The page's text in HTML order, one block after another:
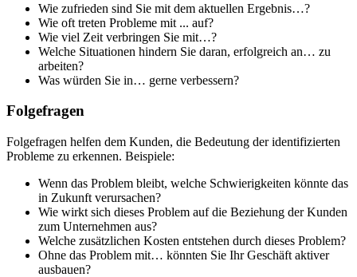
Wie zufrieden sind Sie mit dem aktuellen Ergebnis…?
Wie oft treten Probleme mit ... auf?
Wie viel Zeit verbringen Sie mit…?
Welche Situationen hindern Sie daran, erfolgreich an… zu
arbeiten?
Was würden Sie in… gerne verbessern?
Folgefragen
Folgefragen helfen dem Kunden, die Bedeutung der identifizierten
Probleme zu erkennen. Beispiele:
Wenn das Problem bleibt, welche Schwierigkeiten könnte das
in Zukunft verursachen?
Wie wirkt sich dieses Problem auf die Beziehung der Kunden
zum Unternehmen aus?
Welche zusätzlichen Kosten entstehen durch dieses Problem?
Ohne das Problem mit… könnten Sie Ihr Geschäft aktiver
ausbauen?